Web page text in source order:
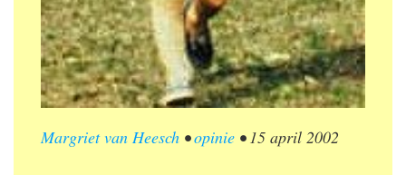
Margriet van Heesch •opinie •15 april 2002